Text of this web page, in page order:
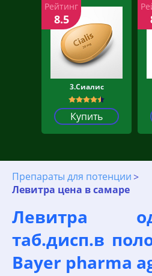
3.Сиалис
Купить
Рейтинг
8.5
Препараты для потенции
Левитра цена в самаре
Левитра
таб.дисп.в
Bayer pharma